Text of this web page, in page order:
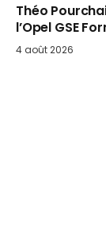
Théo
l’Opel GSE
4 août 2026